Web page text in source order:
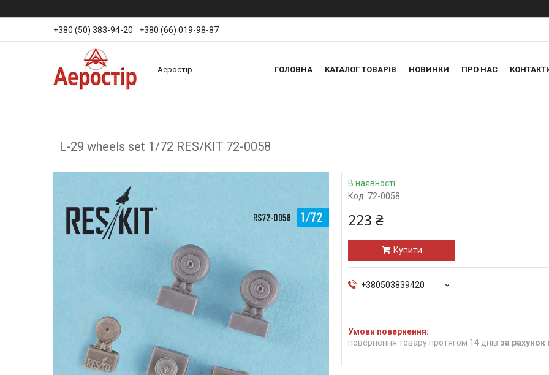
+380 (50) 383-94-20 +380 (66) 019-98-87
Аеростір ГОЛОВНА КАТАЛОГ ТОВАРІВ НОВИНКИ ПРО НАС
L-29 wheels set 1/72 RES/KIT 72-0058
В наявності
Код: 72-0058
223 ₴
Купити
+380503839420
повернення товару протягом 14 днів за рахунок